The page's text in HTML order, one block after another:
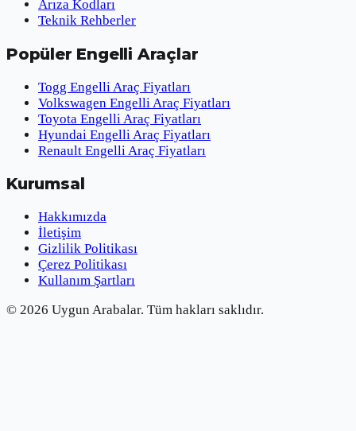
Arıza Kodları
Teknik Rehberler
Popüler Engelli Araçlar
Togg Engelli Araç Fiyatları
Volkswagen Engelli Araç Fiyatları
Toyota Engelli Araç Fiyatları
Hyundai Engelli Araç Fiyatları
Renault Engelli Araç Fiyatları
Kurumsal
Hakkımızda
İletişim
Gizlilik Politikası
Çerez Politikası
Kullanım Şartları
© 2026 Uygun Arabalar. Tüm hakları saklıdır.